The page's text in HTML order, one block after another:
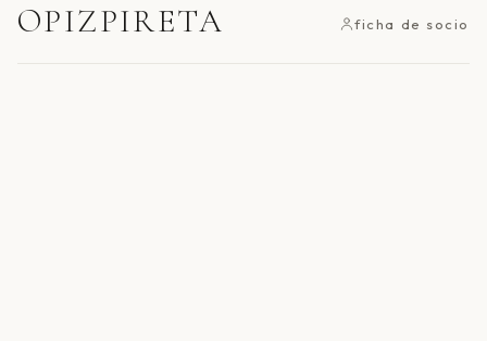
OPIZPIRETA ficha de socio